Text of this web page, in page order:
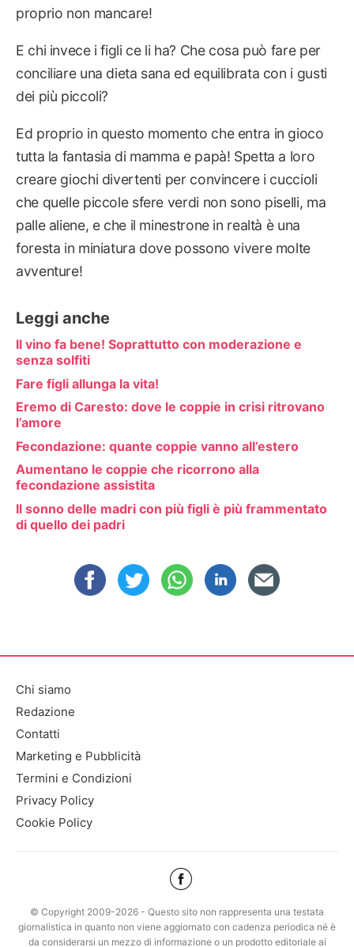
proprio non mancare!
E chi invece i figli ce li ha? Che cosa può fare per
conciliare una dieta sana ed equilibrata con i gusti
dei più piccoli?
Ed proprio in questo momento che entra in gioco
tutta la fantasia di mamma e papà! Spetta a loro
creare giochi divertenti per convincere i cuccioli
che quelle piccole sfere verdi non sono piselli, ma
palle aliene, e che il minestrone in realtà è una
foresta in miniatura dove possono vivere molte
avventure!
Leggi anche
Il vino fa bene! Soprattutto con moderazione e
senza solfiti
Fare figli allunga la vita!
Eremo di Caresto: dove le coppie in crisi ritrovano
l’amore
Fecondazione: quante coppie vanno all’estero
Aumentano le coppie che ricorrono alla
fecondazione assistita
Il sonno delle madri con più figli è più frammentato
di quello dei padri
Chi siamo
Redazione
Contatti
Marketing e Pubblicità
Termini e Condizioni
Privacy Policy
Cookie Policy
© Copyright 2009-2026 - Questo sito non rappresenta una testata
giornalistica in quanto non viene aggiornato con cadenza periodica né è
da considerarsi un mezzo di informazione o un prodotto editoriale ai